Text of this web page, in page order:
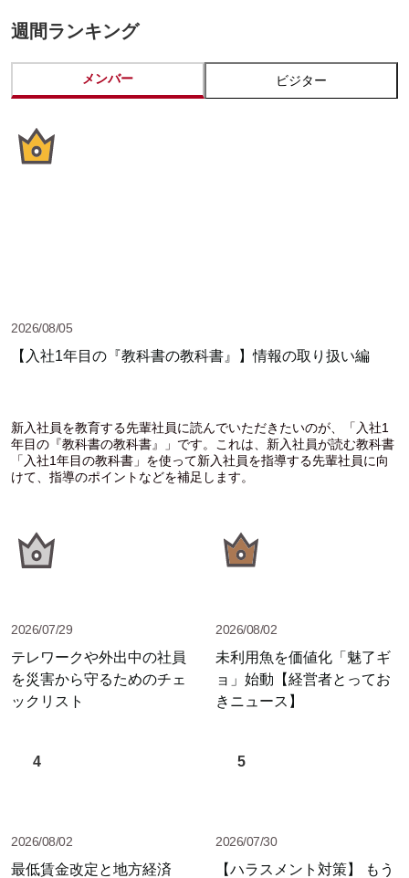
週間ランキング
メンバー ビジター
2026/08/05
【入社1年目の『教科書の教科書』】情報の取り扱い編
新入社員を教育する先輩社員に読んでいただきたいのが、「入社1
年目の『教科書の教科書』」です。これは、新入社員が読む教科書
「入社1年目の教科書」を使って新入社員を指導する先輩社員に向
けて、指導のポイントなどを補足します。
2026/07/29
テレワークや外出中の社員
を災害から守るためのチェ
ックリスト
2026/08/02
未利用魚を価値化「魅了ギ
ョ」始動【経営者とってお
きニュース】
4
2026/08/02
最低賃金改定と地方経済
5
2026/07/30
【ハラスメント対策】 もう